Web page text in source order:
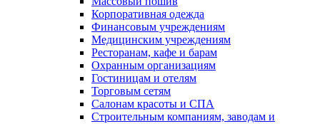
Корпоративная одежда
Финансовым учреждениям
Медицинским учреждениям
Ресторанам, кафе и барам
Охранным организациям
Гостиницам и отелям
Торговым сетям
Салонам красоты и СПА
Строительным компаниям, заводам и